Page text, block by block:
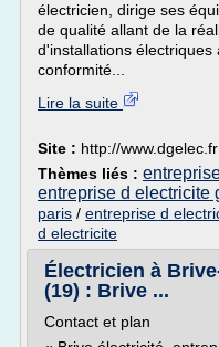
électricien, dirige ses
de qualité allant de la
d'installations
conformité...
Lire la suite
Site : http://www.dgelec.fr
Thèmes liés :
entreprise d electricite
paris / entreprise d
d electricite
Électricien à
(19) : Brive ...
Contact et plan